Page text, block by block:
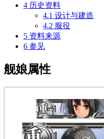
4 历史资料
4.1 设计与建造
4.2 服役
5 资料来源
6 参见
舰娘属性